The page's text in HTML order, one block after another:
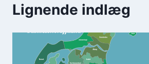
Lignende indlæg